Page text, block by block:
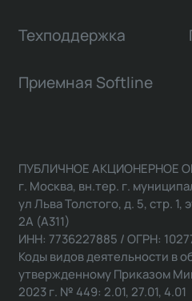
Техподдержка
Приемная Softline
ПУБЛИЧНОЕ АКЦИОНЕРНОЕ
г. Москва, вн.тер. г.
ул Льва Толстого, д. 5, стр.
2А (А311)
ИНН: 7736227885 / ОГРН:
Коды видов деятельности в
утвержденному Приказом
2023 г. № 449: 2.01, 27.01, 4.01